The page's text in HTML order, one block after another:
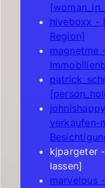
hiveboxx -
Region]
magnetme
verkaufen-
kjpargeter
lassen]
marvelous